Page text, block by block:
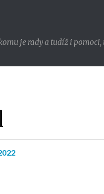
je rady a tudíž i